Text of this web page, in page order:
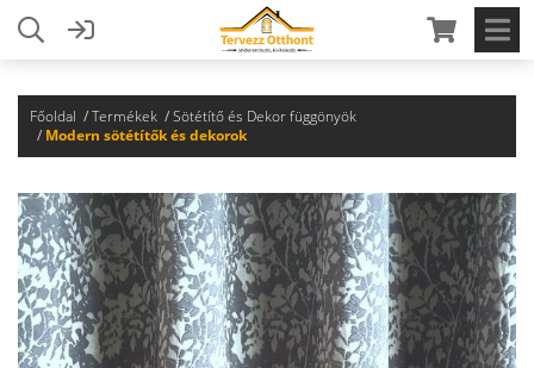
Főoldal Termékek
Sötétítő és Dekor függönyök
Modern sötétítők és dekorok